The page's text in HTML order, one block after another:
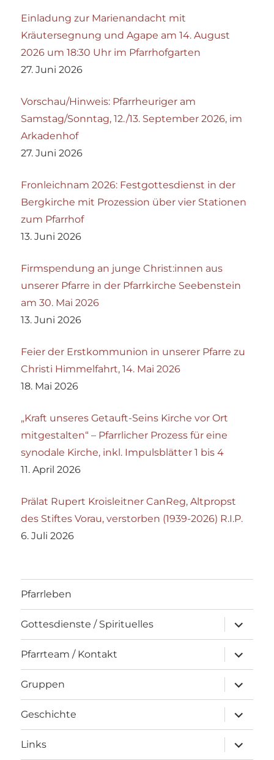
Einladung zur Marienandacht mit
Kräutersegnung und Agape am 14. August
2026 um 18:30 Uhr im Pfarrhofgarten
27. Juni 2026
Vorschau/Hinweis: Pfarrheuriger am
Samstag/Sonntag, 12./13. September 2026, im
Arkadenhof
27. Juni 2026
Fronleichnam 2026: Festgottesdienst in der
Bergkirche mit Prozession über vier Stationen
zum Pfarrhof
13. Juni 2026
Firmspendung an junge Christ:innen aus
unserer Pfarre in der Pfarrkirche Seebenstein
am 30. Mai 2026
13. Juni 2026
Feier der Erstkommunion in unserer Pfarre zu
Christi Himmelfahrt, 14. Mai 2026
18. Mai 2026
„Kraft unseres Getauft-Seins Kirche vor Ort
mitgestalten“ – Pfarrlicher Prozess für eine
synodale Kirche, inkl. Impulsblätter 1 bis 4
11. April 2026
Prälat Rupert Kroisleitner CanReg, Altpropst
des Stiftes Vorau, verstorben (1939-2026) R.I.P.
6. Juli 2026
Pfarrleben
Gottesdienste / Spirituelles
öffnen
Pfarrteam / Kontakt
öffnen
Gruppen
öffnen
Geschichte
öffnen
Links
öffnen